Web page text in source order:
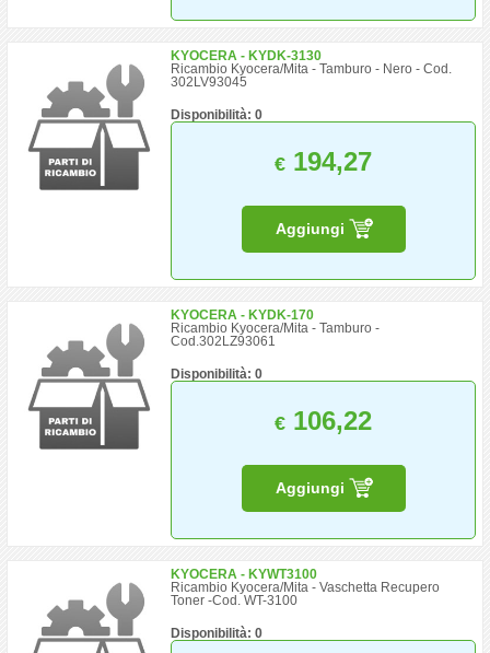
KYOCERA - KYDK-3130
Ricambio Kyocera/Mita - Tamburo - Nero - Cod.
302LV93045
Disponibilità: 0
€ 194,27
Aggiungi
KYOCERA - KYDK-170
Ricambio Kyocera/Mita - Tamburo -
Cod.302LZ93061
Disponibilità: 0
€ 106,22
Aggiungi
KYOCERA - KYWT3100
Ricambio Kyocera/Mita - Vaschetta Recupero
Toner -Cod. WT-3100
Disponibilità: 0